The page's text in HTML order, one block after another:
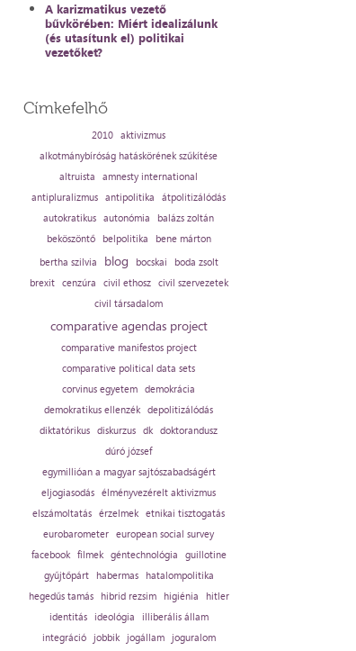
A karizmatikus vezető
bűvkörében: Miért idealizálunk
(és utasítunk el) politikai
vezetőket?
Címkefelhő
2010 aktivizmus
alkotmánybíróság hatáskörének szűkítése
altruista
amnesty international
antipluralizmus antipolitika
átpolitizálódás
autokratikus autonómia
balázs zoltán
beköszöntő
belpolitika
bene márton
bertha szilvia
blog bocskai
boda zsolt
brexit cenzúra civil ethosz civil szervezetek
civil társadalom
comparative agendas project
comparative manifestos project
comparative political data sets
corvinus egyetem demokrácia
demokratikus ellenzék depolitizálódás
diktatórikus diskurzus dk doktorandusz
dúró józsef
egymillióan a magyar sajtószabadságért
eljogiasodás élményvezérelt aktivizmus
elszámoltatás érzelmek etnikai tisztogatás
eurobarometer european social survey
facebook filmek géntechnológia
guillotine
gyűjtőpárt
habermas
hatalompolitika
hegedűs tamás
hibrid rezsim higiénia
hitler
identitás
ideológia
illiberális állam
integráció
jobbik jogállam
joguralom